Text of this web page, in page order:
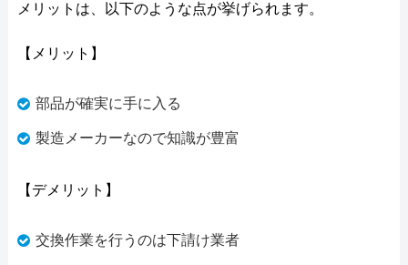
メリットは、以下のような点が挙げられます。
【メリット】
部品が確実に手に入る
製造メーカーなので知識が豊富
【デメリット】
交換作業を行うのは下請け業者